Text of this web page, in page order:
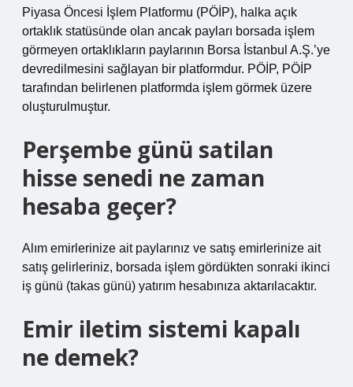
Piyasa Öncesi İşlem Platformu (PÖİP), halka açık
ortaklık statüsünde olan ancak payları borsada işlem
görmeyen ortaklıkların paylarının Borsa İstanbul A.Ş.’ye
devredilmesini sağlayan bir platformdur. PÖİP, PÖİP
tarafından belirlenen platformda işlem görmek üzere
oluşturulmuştur.
Perşembe günü satilan
hisse senedi ne zaman
hesaba geçer?
Alım emirlerinize ait paylarınız ve satış emirlerinize ait
satış gelirleriniz, borsada işlem gördükten sonraki ikinci
iş günü (takas günü) yatırım hesabınıza aktarılacaktır.
Emir iletim sistemi kapalı
ne demek?